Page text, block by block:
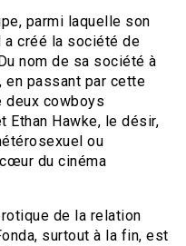
parmi laquelle son
créé la société de
nom de sa société à
en passant par cette
deux cowboys
Ethan Hawke, le désir,
ou
du cinéma
de la relation
surtout à la fin, est